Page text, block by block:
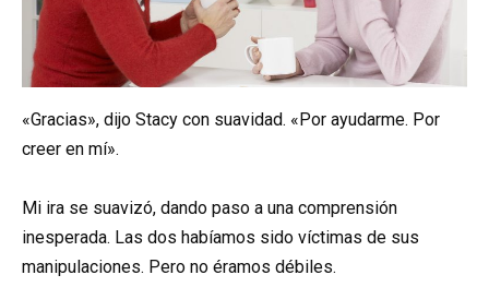
«Gracias», dijo Stacy con suavidad. «Por ayudarme. Por
creer en mí».
Mi ira se suavizó, dando paso a una comprensión
inesperada. Las dos habíamos sido víctimas de sus
manipulaciones. Pero no éramos débiles.